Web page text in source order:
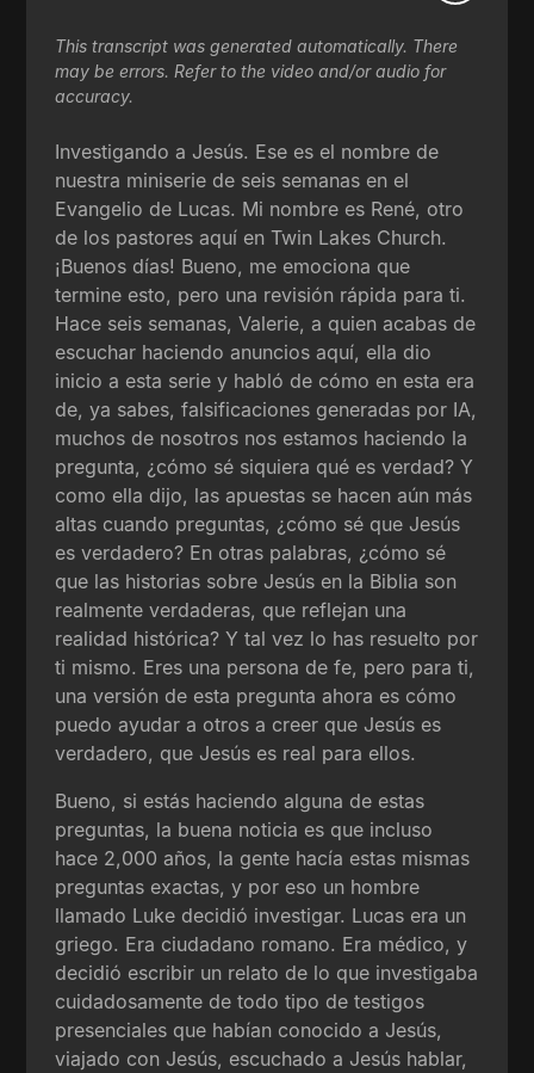
This transcript was generated automatically. There
may be errors. Refer to the video and/or audio for
accuracy.
Investigando a Jesús. Ese es el nombre de
nuestra miniserie de seis semanas en el
Evangelio de Lucas. Mi nombre es René, otro
de los pastores aquí en Twin Lakes Church.
¡Buenos días! Bueno, me emociona que
termine esto, pero una revisión rápida para ti.
Hace seis semanas, Valerie, a quien acabas de
escuchar haciendo anuncios aquí, ella dio
inicio a esta serie y habló de cómo en esta era
de, ya sabes, falsificaciones generadas por IA,
muchos de nosotros nos estamos haciendo la
pregunta, ¿cómo sé siquiera qué es verdad? Y
como ella dijo, las apuestas se hacen aún más
altas cuando preguntas, ¿cómo sé que Jesús
es verdadero? En otras palabras, ¿cómo sé
que las historias sobre Jesús en la Biblia son
realmente verdaderas, que reflejan una
realidad histórica? Y tal vez lo has resuelto por
ti mismo. Eres una persona de fe, pero para ti,
una versión de esta pregunta ahora es cómo
puedo ayudar a otros a creer que Jesús es
verdadero, que Jesús es real para ellos.
Bueno, si estás haciendo alguna de estas
preguntas, la buena noticia es que incluso
hace 2,000 años, la gente hacía estas mismas
preguntas exactas, y por eso un hombre
llamado Luke decidió investigar. Lucas era un
griego. Era ciudadano romano. Era médico, y
decidió escribir un relato de lo que investigaba
cuidadosamente de todo tipo de testigos
presenciales que habían conocido a Jesús,
viajado con Jesús, escuchado a Jesús hablar,